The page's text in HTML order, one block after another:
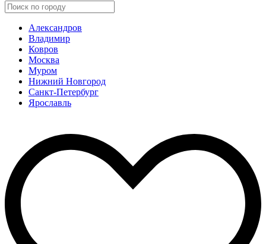
Александров
Владимир
Ковров
Москва
Муром
Нижний Новгород
Санкт-Петербург
Ярославль